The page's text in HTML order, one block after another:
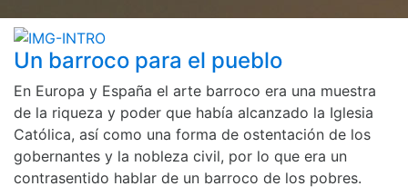
Un barroco para el pueblo
En Europa y España el arte barroco era una muestra
de la riqueza y poder que había alcanzado la Iglesia
Católica, así como una forma de ostentación de los
gobernantes y la nobleza civil, por lo que era un
contrasentido hablar de un barroco de los pobres.